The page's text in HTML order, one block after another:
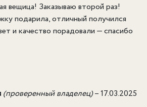
вещица! Заказываю второй раз!
подарила, отличный получился
и качество порадовали — спасибо
(проверенный владелец)–17.03.2025